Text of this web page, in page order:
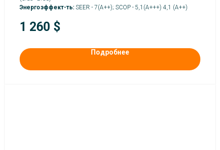
Энергоэффект-ть: SEER - 7(А++); SCOP - 5,1(А+++) 4,1 (A++)
1 260 $
Подробнее